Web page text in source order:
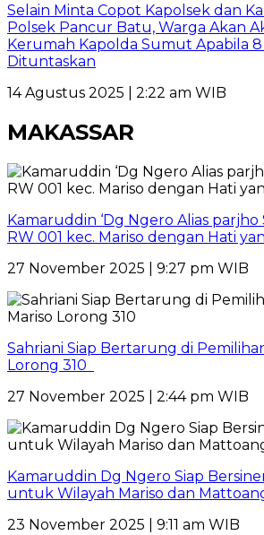
Selain Minta Copot Kapolsek dan
Polsek Pancur Batu, Warga Akan
Kerumah Kapolda Sumut Apabila
Dituntaskan
14 Agustus 2025 | 2:22 am WIB
MAKASSAR
Kamaruddin ‘Dg Ngero Alias parjho
RW 001 kec. Mariso dengan Hati
27 November 2025 | 9:27 pm WIB
Sahriani Siap Bertarung di
Lorong 310
27 November 2025 | 2:44 pm WIB
Kamaruddin Dg Ngero Siap
untuk Wilayah Mariso dan
23 November 2025 | 9:11 am WIB